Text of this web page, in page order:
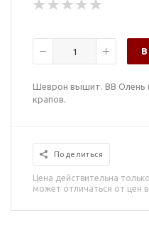
Шеврон вышит. ВВ Олень
крапов.
Поделиться
Цена действительна
может отличаться от цен